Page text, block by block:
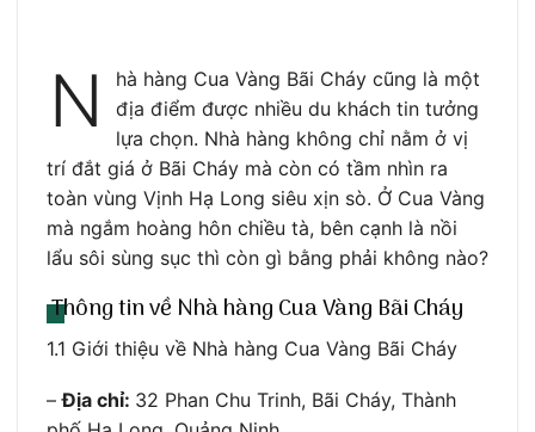
N
hà hàng Cua Vàng Bãi Cháy cũng là một
địa điểm được nhiều du khách tin tưởng
lựa chọn. Nhà hàng không chỉ nằm ở vị
trí đắt giá ở Bãi Cháy mà còn có tầm nhìn ra
toàn vùng Vịnh Hạ Long siêu xịn sò. Ở Cua Vàng
mà ngắm hoàng hôn chiều tà, bên cạnh là nồi
lẩu sôi sùng sục thì còn gì bằng phải không nào?
Thông tin về Nhà hàng Cua Vàng Bãi Cháy
1.1 Giới thiệu về Nhà hàng Cua Vàng Bãi Cháy
– Địa chỉ: 32 Phan Chu Trinh, Bãi Cháy, Thành